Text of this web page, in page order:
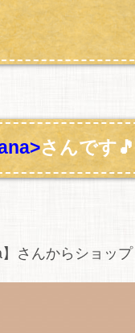
さんです🎵
さんからショップ